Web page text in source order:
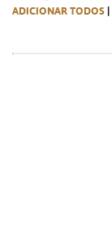
ADICIONAR TODOS